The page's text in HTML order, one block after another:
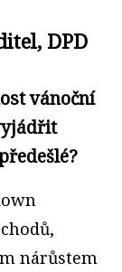
DPD
vánoční
nárůstem